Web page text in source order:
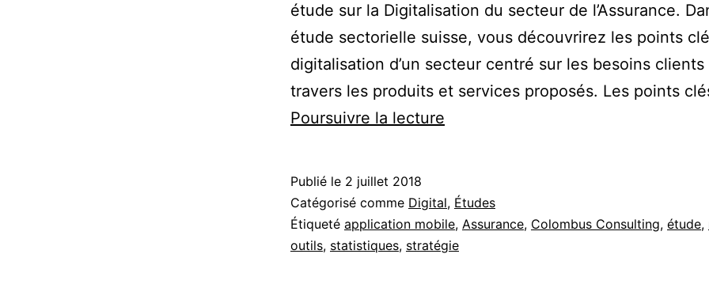
étude sur la Digitalisation du secteur de l’Assurance.
étude sectorielle suisse, vous découvrirez les points
digitalisation d’un secteur centré sur les besoins clients
travers les produits et services proposés. Les points
Poursuivre la lecture
état
des
lieux
Publié le 2 juillet 2018
Catégorisé comme Digital, Études
Étiqueté application mobile, Assurance, Colombus Consulting, étude,
outils, statistiques, stratégie